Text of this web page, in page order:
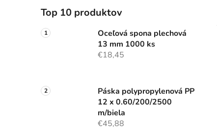
Top 10 produktov
Oceľová spona plechová
13 mm 1000 ks
€18,45
Páska polypropylenová PP
12 x 0.60/200/2500
m/biela
€45,88